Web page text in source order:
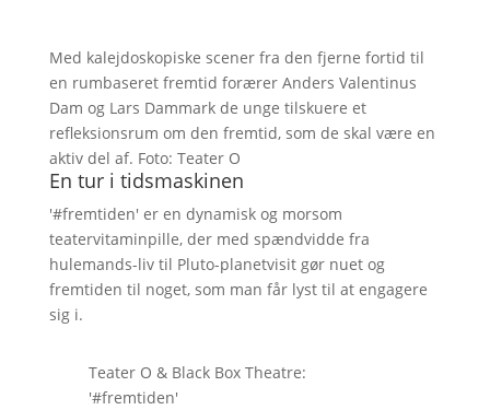
Med kalejdoskopiske scener fra den fjerne fortid til
en rumbaseret fremtid forærer Anders Valentinus
Dam og Lars Dammark de unge tilskuere et
refleksionsrum om den fremtid, som de skal være en
aktiv del af. Foto: Teater O
En tur i tidsmaskinen
'#fremtiden' er en dynamisk og morsom
teatervitaminpille, der med spændvidde fra
hulemands-liv til Pluto-planetvisit gør nuet og
fremtiden til noget, som man får lyst til at engagere
sig i.
Teater O & Black Box Theatre:
'#fremtiden'